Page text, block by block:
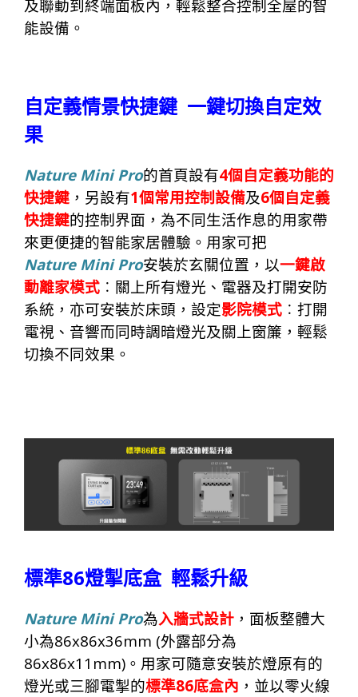
及聯動到終端面板內，輕鬆整合控制全屋的智
能設備 。
自定義情景快捷鍵 一鍵切換自定效
果
Nature Mini Pro的首頁設有4個自定義功能的
快捷鍵 ，另設有1個常用控制設備及6個自定義
快捷鍵的控制界面， 為不同生活作息的用家帶
來更便捷的智能家居體驗。用家可把
Nature Mini Pro安裝於玄關位置，以一鍵啟
動離家模式 ︰關上所有燈光、電器及打開安防
系統 ，亦可安裝於床頭，設定影院模式 ︰打開
電視、音響而同時調暗燈光及關上窗簾 ，輕鬆
切換不同效果 。
標準86燈掣底盒 輕鬆升級
Nature Mini Pro為入牆式設計 ，面板整體大
小為86x86x36mm (外露部分為
86x86x11mm) 。用家可隨意安裝於燈原有的
燈光或三腳電掣的標準86底盒內 ，並以零火線